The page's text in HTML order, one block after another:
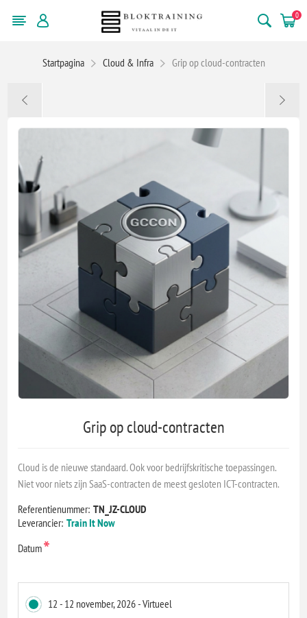
0
Startpagina Cloud & Infra Grip op cloud-contracten
Grip op cloud-contracten
Cloud is de nieuwe standaard. Ook voor bedrijfskritische toepassingen.
Niet voor niets zijn SaaS-contracten de meest gesloten ICT-contracten.
Referentienummer: TN_JZ-CLOUD
Leverancier: Train It Now
Datum*
12 - 12 november, 2026 - Virtueel